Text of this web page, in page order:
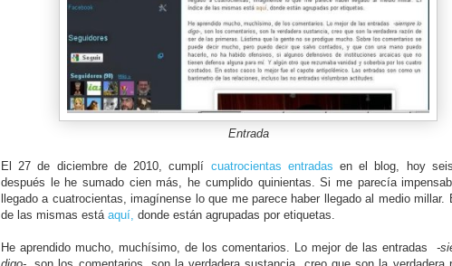
Entrada
El 27 de diciembre de 2010, cumplí cuatrocientas entradas en el blog, hoy
después le he sumado cien más, he cumplido quinientas. Si me parecía
llegado a cuatrocientas, imagínense lo que me parece haber llegado al medio millar.
de las mismas está aquí, donde están agrupadas por etiquetas.
He aprendido mucho, muchísimo, de los comentarios. Lo mejor de las entradas -